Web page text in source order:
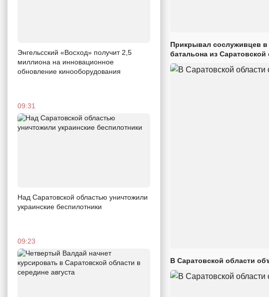
Энгельсский «Восход» получит 2,5
миллиона на инновационное
обновление кинооборудования
09:31
Над Саратовской областью уничтожили
украинские беспилотники
09:23
Прикрывал сослуживцев в
батальона из Саратовской
В Саратовской области